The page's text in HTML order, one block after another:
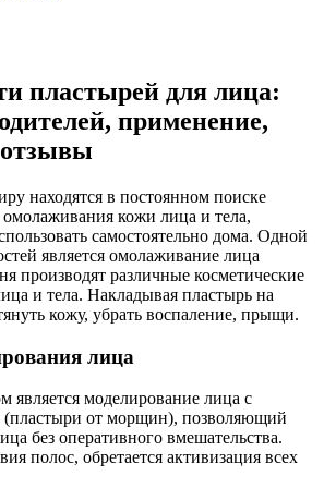
пластырей для лица:
применение,
находятся в постоянном поиске
кожи лица и тела,
самостоятельно дома. Одной
является омолаживание лица
производят различные косметические
и тела. Накладывая пластырь на
кожу, убрать воспаление, прыщи.
лица
является моделирование лица с
от морщин), позволяющий
без оперативного вмешательства.
полос, обретается активизация всех